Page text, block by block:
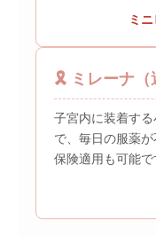
ミ
🎗️ ミレーナ（
子宮内に装着す
で、毎日の服薬
保険適用も可能で